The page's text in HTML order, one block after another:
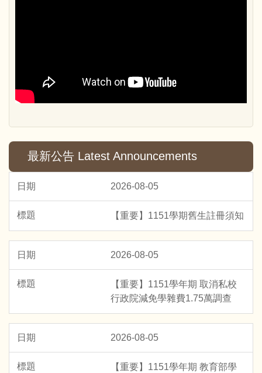
最新公告 Latest Announcements
2026-08-05
【重要】1151學期舊生註冊須知
2026-08-05
【重要】1151學年期 取消私校
行政院減免學雜費1.75萬調查
2026-08-05
【重要】1151學年期 教育部學